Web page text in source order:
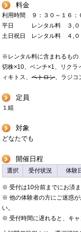
料金
利用時間 ９：３０～１６：
平日 レンタル料 ３,００
土日祝日 レンタル料 ４,０
※レンタル料に含まれるもの
切株×10、ベンチ×1、リクラ
ィキトス、ペトロン、ラジコ
定員
１組
対象
どなたでも
開催日程
選択 受付状況 体験
※ 受付は10分前までにお済ま
※ 他の体験者の方にご迷惑
い。
※ 受付時間に遅れると、キャ